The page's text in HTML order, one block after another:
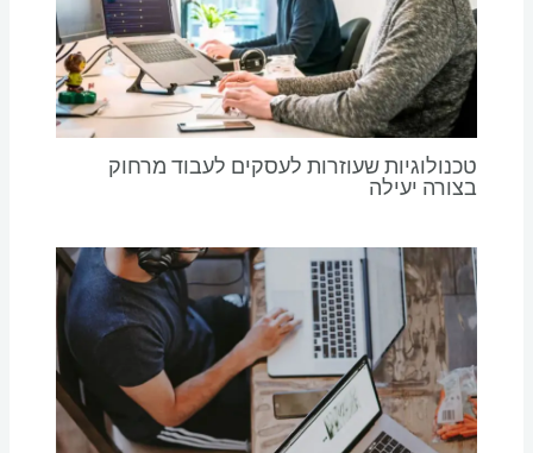
טכנולוגיות שעוזרות לעסקים לעבוד מרחוק
בצורה יעילה